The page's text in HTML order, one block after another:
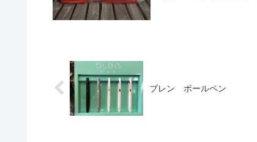
ブレン ボールペン